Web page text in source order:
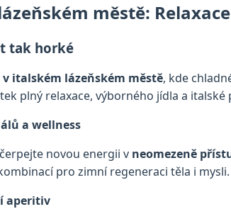
městě:
tak horké
italském lázeňském městě, kde
plný relaxace, výborného jídla a
a wellness
novou energii v neomezeně
pro zimní regeneraci těla i mysli.
aperitiv